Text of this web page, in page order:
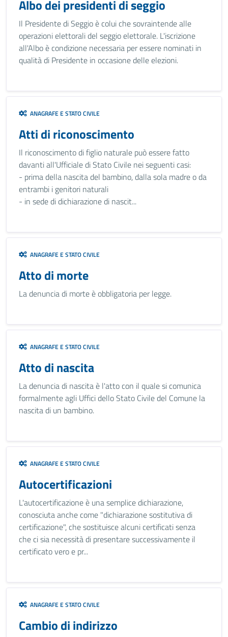
Albo dei presidenti di seggio
Il Presidente di Seggio è colui che sovraintende alle
operazioni elettorali del seggio elettorale. L'iscrizione
all'Albo è condizione necessaria per essere nominati in
qualità di Presidente in occasione delle elezioni.
ANAGRAFE E STATO CIVILE
Atti di riconoscimento
Il riconoscimento di figlio naturale può essere fatto
davanti all'Ufficiale di Stato Civile nei seguenti casi:
- prima della nascita del bambino, dalla sola madre o da
entrambi i genitori naturali
- in sede di dichiarazione di nascit...
ANAGRAFE E STATO CIVILE
Atto di morte
La denuncia di morte è obbligatoria per legge.
ANAGRAFE E STATO CIVILE
Atto di nascita
La denuncia di nascita è l'atto con il quale si comunica
formalmente agli Uffici dello Stato Civile del Comune la
nascita di un bambino.
ANAGRAFE E STATO CIVILE
Autocertificazioni
L'autocertificazione è una semplice dichiarazione,
conosciuta anche come "dichiarazione sostitutiva di
certificazione", che sostituisce alcuni certificati senza
che ci sia necessità di presentare successivamente il
certificato vero e pr...
ANAGRAFE E STATO CIVILE
Cambio di indirizzo